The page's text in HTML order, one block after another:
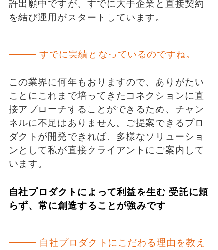
許出願中ですが、すでに大手企業と直接契約
を結び運用がスタートしています。
すでに実績となっているのですね。
この業界に何年もおりますので、ありがたい
ことにこれまで培ってきたコネクションに直
接アプローチすることができるため、チャン
ネルに不足はありません。ご提案できるプロ
ダクトが開発できれば、多様なソリューショ
ンとして私が直接クライアントにご案内して
います。
自社プロダクトによって利益を生む 受託に頼
らず、常に創造することが強みです
自社プロダクトにこだわる理由を教え